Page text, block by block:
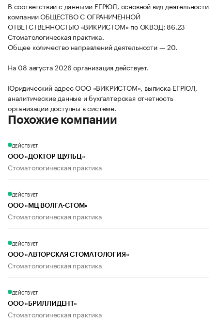
В соответствии с данными ЕГРЮЛ, основной вид деятельности
компании ОБЩЕСТВО С ОГРАНИЧЕННОЙ
ОТВЕТСТВЕННОСТЬЮ «ВИКРИСТОМ» по ОКВЭД: 86.23
Стоматологическая практика.
Общее количество направлений деятельности — 20.
На 08 августа 2026 организация действует.
Юридический адрес ООО «ВИКРИСТОМ», выписка ЕГРЮЛ,
аналитические данные и бухгалтерская отчетность
организации доступны в системе.
Похожие компании
ДЕЙСТВУЕТ
ООО «ДОКТОР ЩУЛЬЦ»
Стоматологическая практика
ДЕЙСТВУЕТ
ООО «МЦ ВОЛГА-СТОМ»
Стоматологическая практика
ДЕЙСТВУЕТ
ООО «АВТОРСКАЯ СТОМАТОЛОГИЯ»
Стоматологическая практика
ДЕЙСТВУЕТ
ООО «БРИЛЛИДЕНТ»
Стоматологическая практика